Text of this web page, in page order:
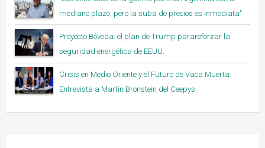
mediano plazo, pero la suba de precios es inmediata"
Proyecto Bóveda: el plan de Trump parareforzar la
seguridad energética de EEUU.
Crisis en Medio Oriente y el Futuro de Vaca Muerta:
Entrevista a Martín Bronstein del Ceepys